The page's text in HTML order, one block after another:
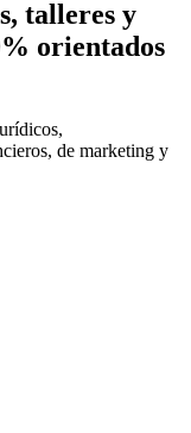
talleres y
orientados
de marketing y